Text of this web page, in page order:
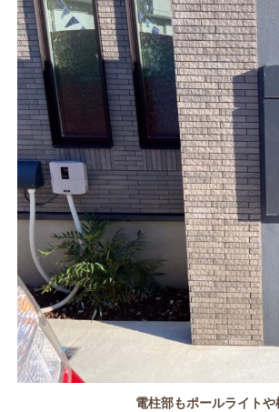
電柱部もポールライト